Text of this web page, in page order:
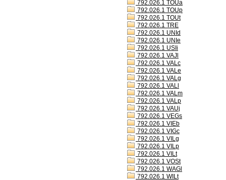
792.026.1 TOUa
792.026.1 TOUp
792.026.1 TOUt
792.026.1 TRE
792.026.1 UNId
792.026.1 UNIe
792.026.1 USIi
792.026.1 VAJl
792.026.1 VALc
792.026.1 VALe
792.026.1 VALg
792.026.1 VALl
792.026.1 VALm
792.026.1 VALp
792.026.1 VAUj
792.026.1 VEGs
792.026.1 VIEb
792.026.1 VIGc
792.026.1 VILg
792.026.1 VILp
792.026.1 VILt
792.026.1 VOSt
792.026.1 WAGl
792.026.1 WILt